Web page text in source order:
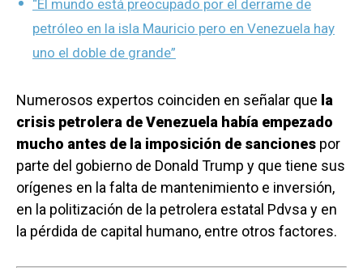
“El mundo está preocupado por el derrame de
petróleo en la isla Mauricio pero en Venezuela hay
uno el doble de grande”
Numerosos expertos coinciden en señalar que la
crisis petrolera de Venezuela había empezado
mucho antes de la imposición de sanciones por
parte del gobierno de Donald Trump y que tiene sus
orígenes en la falta de mantenimiento e inversión,
en la politización de la petrolera estatal Pdvsa y en
la pérdida de capital humano, entre otros factores.